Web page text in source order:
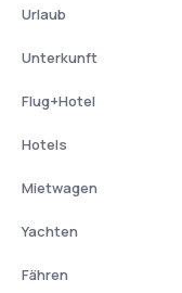
Urlaub
Unterkunft
Flug+Hotel
Hotels
Mietwagen
Yachten
Fähren